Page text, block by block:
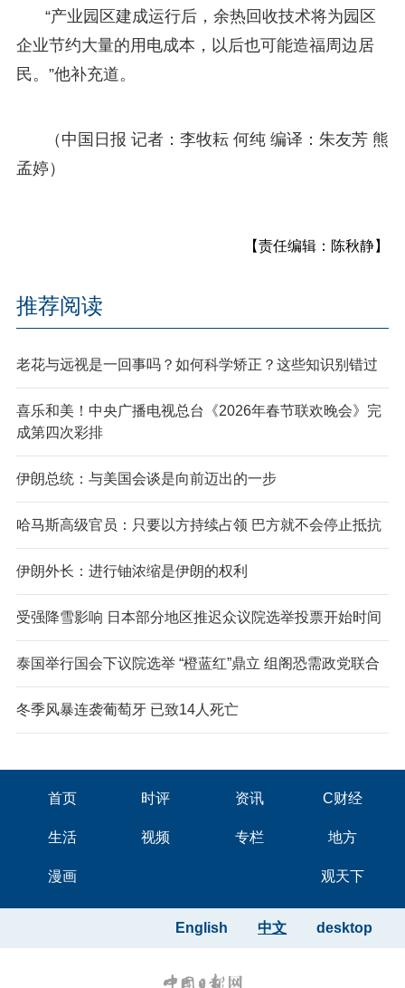
“产业园区建成运行后，余热回收技术将为园区
企业节约大量的用电成本，以后也可能造福周边居
民。”他补充道。
（中国日报 记者：李牧耘 何纯 编译：朱友芳 熊
孟婷）
【责任编辑：陈秋静】
推荐阅读
老花与远视是一回事吗？如何科学矫正？这些知识别错过
喜乐和美！中央广播电视总台《2026年春节联欢晚会》完
成第四次彩排
伊朗总统：与美国会谈是向前迈出的一步
哈马斯高级官员：只要以方持续占领 巴方就不会停止抵抗
伊朗外长：进行铀浓缩是伊朗的权利
受强降雪影响 日本部分地区推迟众议院选举投票开始时间
泰国举行国会下议院选举 “橙蓝红”鼎立 组阁恐需政党联合
冬季风暴连袭葡萄牙 已致14人死亡
首页 时评 资讯 C财经
生活 视频 专栏 地方
漫画 观天下
desktop
中文
English